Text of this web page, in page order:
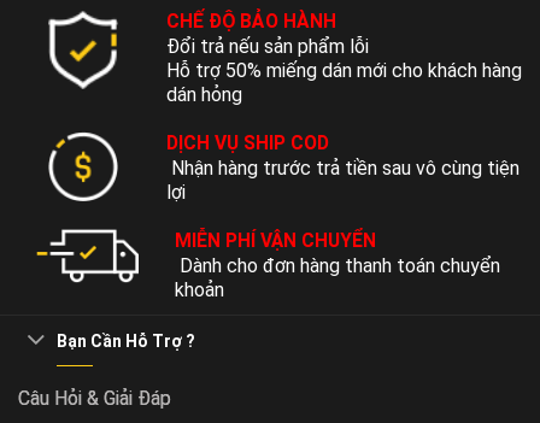
CHẾ ĐỘ BẢO HÀNH
Đổi trả nếu sản phẩm lỗi
Hỗ trợ 50% miếng dán mới cho khách hàng
dán hỏng
DỊCH VỤ SHIP COD
Nhận hàng trước trả tiền sau vô cùng tiện
lợi
MIỄN PHÍ VẬN CHUYỂN
Dành cho đơn hàng thanh toán chuyển
khoản
Bạn Cần Hỗ Trợ ?
Câu Hỏi & Giải Đáp